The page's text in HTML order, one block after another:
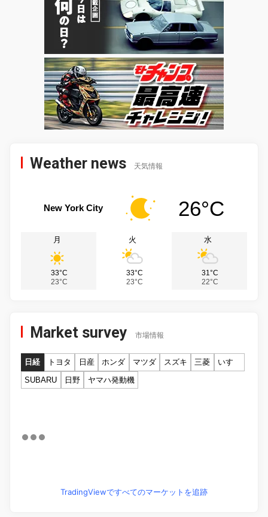
Weather news 天気情報
New York City 26°C
月
33°C
23°C
火
33°C
23°C
水
31°C
22°C
Market survey 市場情報
日経 トヨタ 日産 ホンダ マツダ スズキ 三菱
いすゞ
SUBARU
日野 ヤマハ発動機
TradingViewですべてのマーケットを追跡